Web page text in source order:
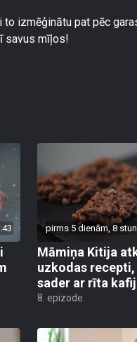
izmēģinātu pat pēc
savus mīļos!
pirms 5 dienām, 8
Māmiņa Kitija
uzkodas
sader ar rīta
8. epizode